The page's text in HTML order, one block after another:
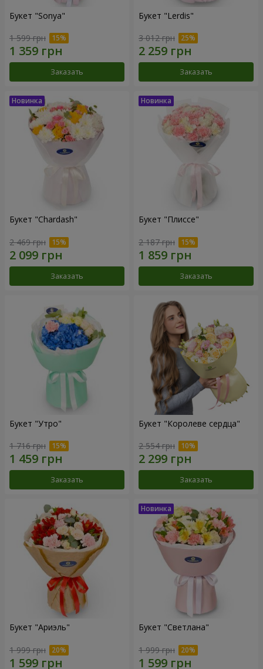
Букет "Sonya"
1 599 грн
Заказать
Букет "Lerdis"
3 012 грн
Заказать
Букет "Chardash"
2 469 грн
Заказать
Букет "Плиссе"
2 187 грн
Заказать
Букет "Утро"
1 716 грн
Заказать
Букет "Королеве сердца"
2 554 грн
Заказать
Букет "Ариэль"
1 999 грн
Букет "Светлана"
1 999 грн